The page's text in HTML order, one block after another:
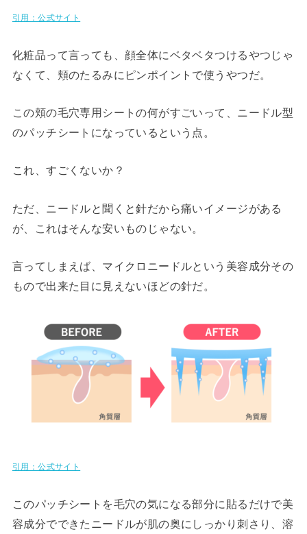
引用：公式サイト
化粧品って言っても、顔全体にベタベタつけるやつじゃ
なくて、頬のたるみにピンポイントで使うやつだ。
この頬の毛穴専用シートの何がすごいって、ニードル型
のパッチシートになっているという点。
これ、すごくないか？
ただ、ニードルと聞くと針だから痛いイメージがある
が、これはそんな安いものじゃない。
言ってしまえば、マイクロニードルという美容成分その
もので出来た目に見えないほどの針だ。
引用：公式サイト
このパッチシートを毛穴の気になる部分に貼るだけで美
容成分でできたニードルが肌の奥にしっかり刺さり、溶